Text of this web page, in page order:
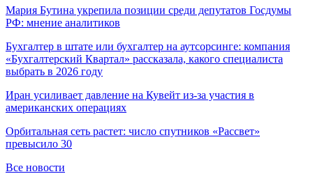
Мария Бутина укрепила позиции среди депутатов Госдумы
РФ: мнение аналитиков
Бухгалтер в штате или бухгалтер на аутсорсинге: компания
«Бухгалтерский Квартал» рассказала, какого специалиста
выбрать в 2026 году
Иран усиливает давление на Кувейт из-за участия в
американских операциях
Орбитальная сеть растет: число спутников «Рассвет»
превысило 30
Все новости